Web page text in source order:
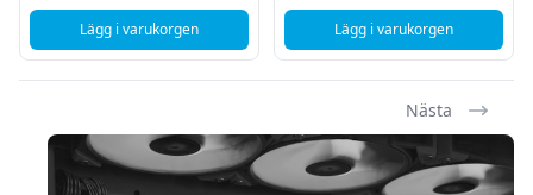
Lägg i varukorgen, ASUS Adapter 33W19V EU TYPELägg i varukorgen
, ASUS ROG Strix
Nästa